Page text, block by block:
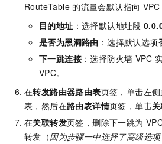
RouteTable 的流量会默认指向 VPC
目的地址 ：选择默认地址段
是否为黑洞路由 ：选择默认选项
下一跳连接 ：选择防火墙 VPC
VPC。
在转发路由器路由表页签，单击左
表，然后在路由表详情页签，单击
在关联转发页签，删除下一跳为
转发（因为步骤一中选择了高级选